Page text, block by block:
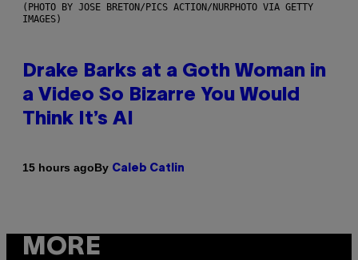
(PHOTO BY JOSE BRETON/PICS ACTION/NURPHOTO VIA GETTY
IMAGES)
Drake Barks at a Goth Woman in
a Video So Bizarre You Would
Think It’s AI
15 hours agoBy Caleb Catlin
MORE